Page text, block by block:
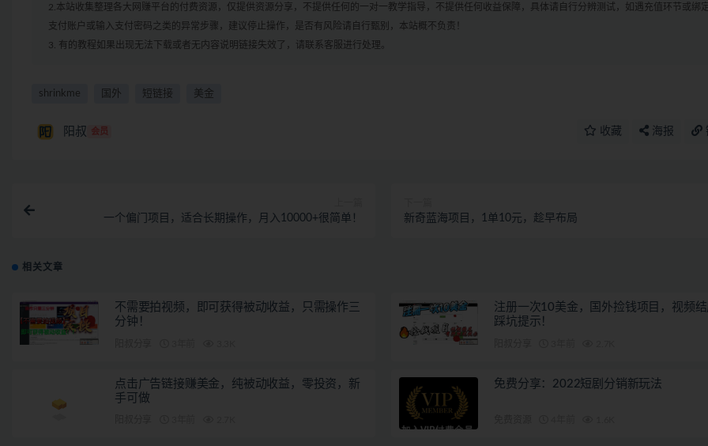
2.本站收集整理各大网赚平台的付费资源，仅提供资源分享，不提供任何的一对一教学指导，不提供任何收益保障，具体请自行分辨测试，如遇充值环节或绑
支付账户或输入支付密码之类的异常步骤，建议停止操作，是否有风险请自行甄别，本站概不负责！
3. 有的教程如果出现无法下载或者无内容说明链接失效了，请联系客服进行处理。
shrinkme 国外 短链接 美金
阳叔 会员 收藏 海报
一个偏门项目，适合长期操作，月入10000+很简单！ 新奇蓝海项目，1单10元，趁早布局
相关文章
不需要拍视频，即可获得被动收益，只需操作三
分钟！
注册一次10美金，国外捡钱项目，视频
踩坑提示！
点击广告链接赚美金，纯被动收益，零投资，新
手可做
免费分享：2022短剧分销新玩法